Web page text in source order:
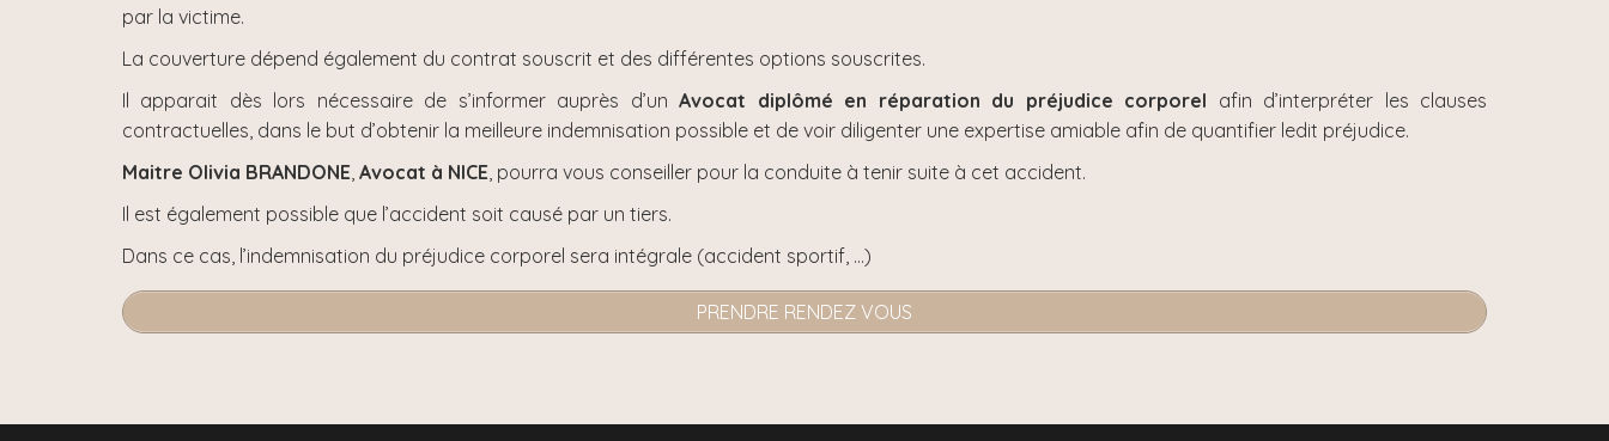
par la victime.
La couverture dépend également du contrat souscrit et des différentes options souscrites.
Il apparait dès lors nécessaire de s’informer auprès d’unAvocat diplômé en réparation du préjudice corporel afin d’interpréter les clauses
contractuelles, dans le but d’obtenir la meilleure indemnisation possible et de voir diligenter une expertise amiable afin de quantifier ledit préjudice.
Maitre Olivia BRANDONE, Avocat à NICE, pourra vous conseiller pour la conduite à tenir suite à cet accident.
Il est également possible que l’accident soit causé par un tiers.
Dans ce cas, l’indemnisation du préjudice corporel sera intégrale (accident sportif, …)
PRENDRE RENDEZ VOUS